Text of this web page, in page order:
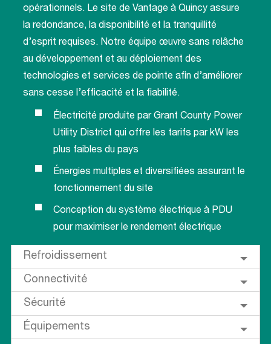
opérationnels. Le site de Vantage à Quincy assure
la redondance, la disponibilité et la tranquillité
d’esprit requises. Notre équipe œuvre sans relâche
au développement et au déploiement des
technologies et services de pointe afin d’améliorer
sans cesse l’efficacité et la fiabilité.
Électricité produite par Grant County Power
Utility District qui offre les tarifs par kW les
plus faibles du pays
Énergies multiples et diversifiées assurant le
fonctionnement du site
Conception du système électrique à PDU
pour maximiser le rendement électrique
Refroidissement
Connectivité
Sécurité
Équipements